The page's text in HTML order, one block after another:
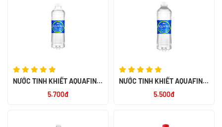
NƯỚC TINH KHIẾT AQUAFINA
5.700đ
NƯỚC TINH KHIẾT AQUAFINA
5.500đ